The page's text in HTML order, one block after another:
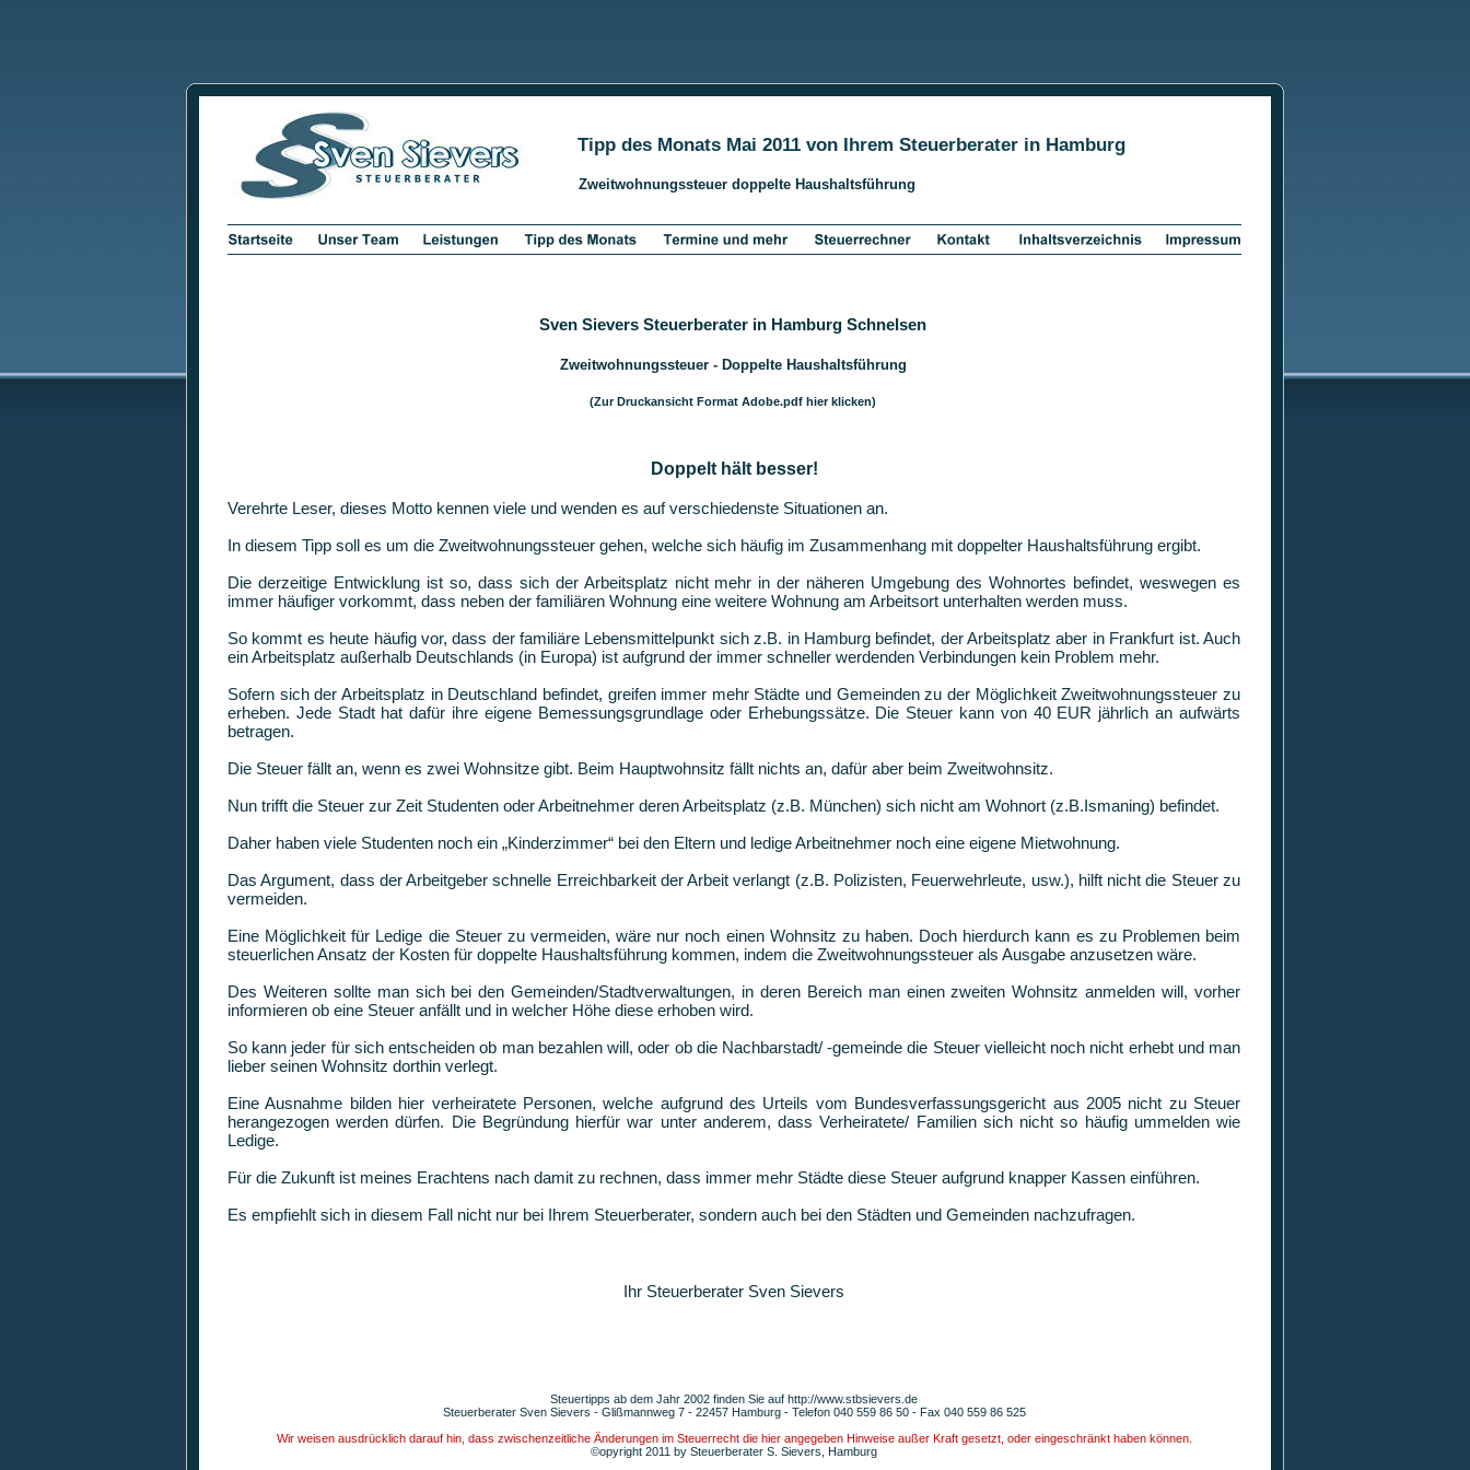
Tipp des Monats Mai 2011 von Ihrem Steuerberater in Hamburg
Zweitwohnungssteuer doppelte Haushaltsführung
Sven Sievers Steuerberater in Hamburg Schnelsen
Zweitwohnungssteuer - Doppelte Haushaltsführung
(Zur Druckansicht Format Adobe.pdf hier klicken)
Doppelt hält besser!
Verehrte Leser, dieses Motto kennen viele und wenden es auf verschiedenste Situationen an.
In diesem Tipp soll es um die Zweitwohnungssteuer gehen, welche sich häufig im Zusammenhang mit doppelter Haushaltsführung ergibt.
Die derzeitige Entwicklung ist so, dass sich der Arbeitsplatz nicht mehr in der näheren Umgebung des Wohnortes befindet, weswegen es
immer häufiger vorkommt, dass neben der familiären Wohnung eine weitere Wohnung am Arbeitsort unterhalten werden muss.
So kommt es heute häufig vor, dass der familiäre Lebensmittelpunkt sich z.B. in Hamburg befindet, der Arbeitsplatz aber in Frankfurt ist. Auch
ein Arbeitsplatz außerhalb Deutschlands (in Europa) ist aufgrund der immer schneller werdenden Verbindungen kein Problem mehr.
Sofern sich der Arbeitsplatz in Deutschland befindet, greifen immer mehr Städte und Gemeinden zu der Möglichkeit Zweitwohnungssteuer zu
erheben. Jede Stadt hat dafür ihre eigene Bemessungsgrundlage oder Erhebungssätze. Die Steuer kann von 40 EUR jährlich an aufwärts
betragen.
Die Steuer fällt an, wenn es zwei Wohnsitze gibt. Beim Hauptwohnsitz fällt nichts an, dafür aber beim Zweitwohnsitz.
Nun trifft die Steuer zur Zeit Studenten oder Arbeitnehmer deren Arbeitsplatz (z.B. München) sich nicht am Wohnort (z.B.Ismaning) befindet.
Daher haben viele Studenten noch ein „Kinderzimmer“ bei den Eltern und ledige Arbeitnehmer noch eine eigene Mietwohnung.
Das Argument, dass der Arbeitgeber schnelle Erreichbarkeit der Arbeit verlangt (z.B. Polizisten, Feuerwehrleute, usw.), hilft nicht die Steuer zu
vermeiden.
Eine Möglichkeit für Ledige die Steuer zu vermeiden, wäre nur noch einen Wohnsitz zu haben. Doch hierdurch kann es zu Problemen beim
steuerlichen Ansatz der Kosten für doppelte Haushaltsführung kommen, indem die Zweitwohnungssteuer als Ausgabe anzusetzen wäre.
Des Weiteren sollte man sich bei den Gemeinden/Stadtverwaltungen, in deren Bereich man einen zweiten Wohnsitz anmelden will, vorher
informieren ob eine Steuer anfällt und in welcher Höhe diese erhoben wird.
So kann jeder für sich entscheiden ob man bezahlen will, oder ob die Nachbarstadt/ -gemeinde die Steuer vielleicht noch nicht erhebt und man
lieber seinen Wohnsitz dorthin verlegt.
Eine Ausnahme bilden hier verheiratete Personen, welche aufgrund des Urteils vom Bundesverfassungsgericht aus 2005 nicht zu Steuer
herangezogen werden dürfen. Die Begründung hierfür war unter anderem, dass Verheiratete/ Familien sich nicht so häufig ummelden wie
Ledige.
Für die Zukunft ist meines Erachtens nach damit zu rechnen, dass immer mehr Städte diese Steuer aufgrund knapper Kassen einführen.
Es empfiehlt sich in diesem Fall nicht nur bei Ihrem Steuerberater, sondern auch bei den Städten und Gemeinden nachzufragen.
Ihr Steuerberater Sven Sievers
Steuertipps ab dem Jahr 2002 finden Sie auf http://www.stbsievers.de
Steuerberater Sven Sievers - Glißmannweg 7 - 22457 Hamburg - Telefon 040 559 86 50 - Fax 040 559 86 525
Wir weisen ausdrücklich darauf hin, dass zwischenzeitliche Änderungen im Steuerrecht die hier angegeben Hinweise außer Kraft gesetzt, oder eingeschränkt haben können.
©opyright 2011 by Steuerberater S. Sievers, Hamburg